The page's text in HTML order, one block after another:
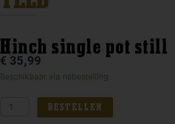
Hinch single pot still
€ 35,99
Beschikbaar via nabestelling
Hinch
pot
BESTELLEN